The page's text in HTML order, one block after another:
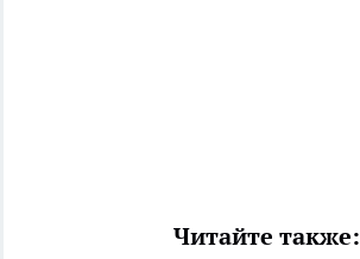
Читайте также: